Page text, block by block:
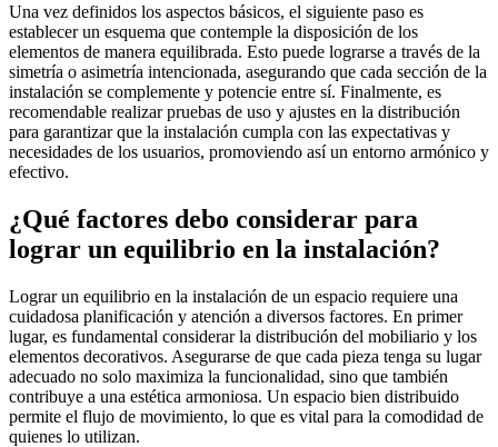
Una vez definidos los aspectos básicos, el siguiente paso es
establecer un esquema que contemple la disposición de los
elementos de manera equilibrada. Esto puede lograrse a través de la
simetría o asimetría intencionada, asegurando que cada sección de la
instalación se complemente y potencie entre sí. Finalmente, es
recomendable realizar pruebas de uso y ajustes en la distribución
para garantizar que la instalación cumpla con las expectativas y
necesidades de los usuarios, promoviendo así un entorno armónico y
efectivo.
¿Qué factores debo considerar para
lograr un equilibrio en la instalación?
Lograr un equilibrio en la instalación de un espacio requiere una
cuidadosa planificación y atención a diversos factores. En primer
lugar, es fundamental considerar la distribución del mobiliario y los
elementos decorativos. Asegurarse de que cada pieza tenga su lugar
adecuado no solo maximiza la funcionalidad, sino que también
contribuye a una estética armoniosa. Un espacio bien distribuido
permite el flujo de movimiento, lo que es vital para la comodidad de
quienes lo utilizan.